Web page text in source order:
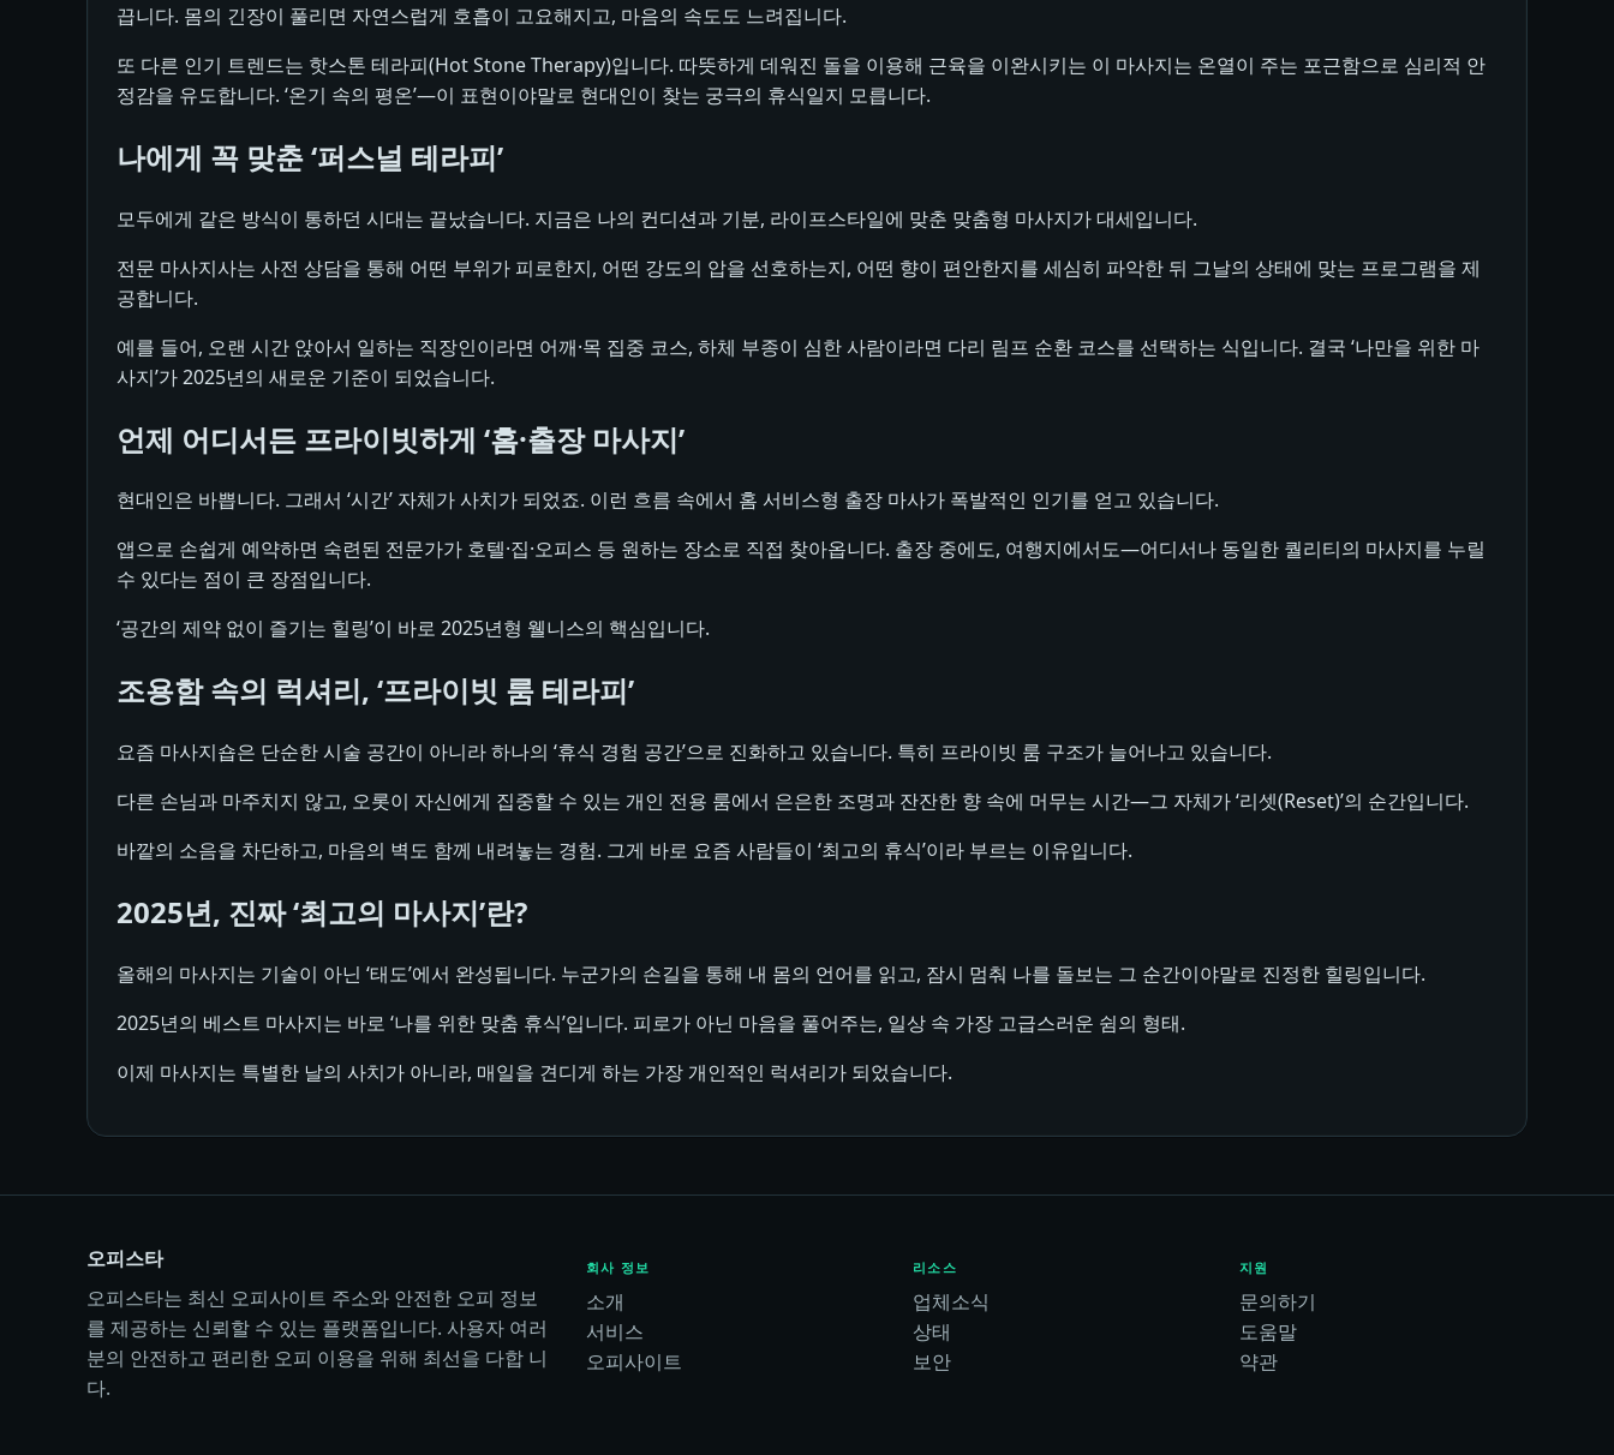
끕니다. 몸의 긴장이 풀리면 자연스럽게 호흡이 고요해지고, 마음의 속도도 느려집니다.
또 다른 인기 트렌드는 핫스톤 테라피(Hot Stone Therapy)입니다. 따뜻하게 데워진 돌을 이용해 근육을 이완시키는 이 마사지는 온열이 주는 포근함으로 심리적 안
정감을 유도합니다. ‘온기 속의 평온’—이 표현이야말로 현대인이 찾는 궁극의 휴식일지 모릅니다.
나에게 꼭 맞춘 ‘퍼스널 테라피’
모두에게 같은 방식이 통하던 시대는 끝났습니다. 지금은 나의 컨디션과 기분, 라이프스타일에 맞춘 맞춤형 마사지가 대세입니다.
전문 마사지사는 사전 상담을 통해 어떤 부위가 피로한지, 어떤 강도의 압을 선호하는지, 어떤 향이 편안한지를 세심히 파악한 뒤 그날의 상태에 맞는 프로그램을 제
공합니다.
예를 들어, 오랜 시간 앉아서 일하는 직장인이라면 어깨·목 집중 코스, 하체 부종이 심한 사람이라면 다리 림프 순환 코스를 선택하는 식입니다. 결국 ‘나만을 위한 마
사지’가 2025년의 새로운 기준이 되었습니다.
언제 어디서든 프라이빗하게 ‘홈·출장 마사지’
현대인은 바쁩니다. 그래서 ‘시간’ 자체가 사치가 되었죠. 이런 흐름 속에서 홈 서비스형 출장 마사가 폭발적인 인기를 얻고 있습니다.
앱으로 손쉽게 예약하면 숙련된 전문가가 호텔·집·오피스 등 원하는 장소로 직접 찾아옵니다. 출장 중에도, 여행지에서도—어디서나 동일한 퀄리티의 마사지를 누릴
수 있다는 점이 큰 장점입니다.
‘공간의 제약 없이 즐기는 힐링’이 바로 2025년형 웰니스의 핵심입니다.
조용함 속의 럭셔리, ‘프라이빗 룸 테라피’
요즘 마사지숍은 단순한 시술 공간이 아니라 하나의 ‘휴식 경험 공간’으로 진화하고 있습니다. 특히 프라이빗 룸 구조가 늘어나고 있습니다.
다른 손님과 마주치지 않고, 오롯이 자신에게 집중할 수 있는 개인 전용 룸에서 은은한 조명과 잔잔한 향 속에 머무는 시간—그 자체가 ‘리셋(Reset)’의 순간입니다.
바깥의 소음을 차단하고, 마음의 벽도 함께 내려놓는 경험. 그게 바로 요즘 사람들이 ‘최고의 휴식’이라 부르는 이유입니다.
2025년, 진짜 ‘최고의 마사지’란?
올해의 마사지는 기술이 아닌 ‘태도’에서 완성됩니다. 누군가의 손길을 통해 내 몸의 언어를 읽고, 잠시 멈춰 나를 돌보는 그 순간이야말로 진정한 힐링입니다.
2025년의 베스트 마사지는 바로 ‘나를 위한 맞춤 휴식’입니다. 피로가 아닌 마음을 풀어주는, 일상 속 가장 고급스러운 쉼의 형태.
이제 마사지는 특별한 날의 사치가 아니라, 매일을 견디게 하는 가장 개인적인 럭셔리가 되었습니다.
오피스타
오피스타는 최신 오피사이트 주소와 안전한 오피 정보
를 제공하는 신뢰할 수 있는 플랫폼입니다. 사용자 여러
분의 안전하고 편리한 오피 이용을 위해 최선을 다합 니
다.
회사 정보
소개
서비스
오피사이트
리소스
업체소식
상태
보안
지원
문의하기
도움말
약관